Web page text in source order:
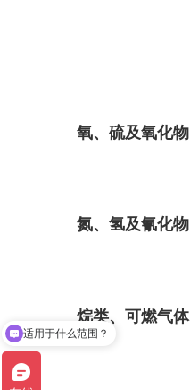
氧、硫及氧化物
氮、氢及氰化物
烷类、可燃气体
适用于什么范围？